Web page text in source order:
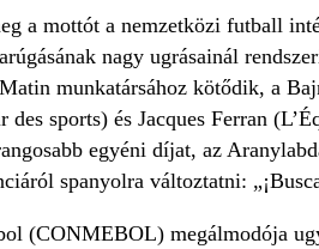
a mottót a nemzetközi futball
nagy ugrásainál
munkatársához kötődik, a
sports) és Jacques Ferran
egyéni díjat, az
spanyolra változtatni:
(CONMEBOL) megálmodója